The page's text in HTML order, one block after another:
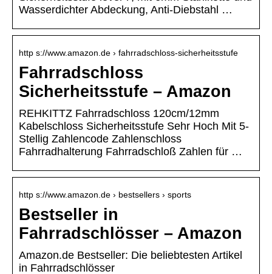
Wasserdichter Abdeckung, Anti-Diebstahl …
http s://www.amazon.de › fahrradschloss-sicherheitsstufe
Fahrradschloss
Sicherheitsstufe – Amazon
REHKITTZ Fahrradschloss 120cm/12mm
Kabelschloss Sicherheitsstufe Sehr Hoch Mit 5-
Stellig Zahlencode Zahlenschloss
Fahrradhalterung Fahrradschloß Zahlen für …
http s://www.amazon.de › bestsellers › sports
Bestseller in
Fahrradschlösser – Amazon
Amazon.de Bestseller: Die beliebtesten Artikel
in Fahrradschlösser